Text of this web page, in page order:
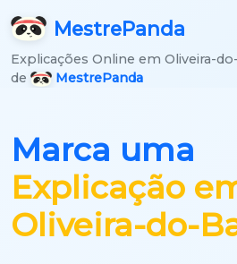
MestrePanda
Explicações Online em Oliveira-
de
MestrePanda
Marca uma
Explicação
Oliveira-do-